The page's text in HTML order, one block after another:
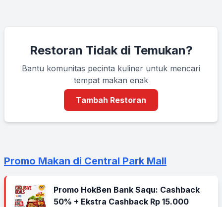
Restoran Tidak di Temukan?
Bantu komunitas pecinta kuliner untuk mencari
tempat makan enak
Tambah Restoran
Promo Makan di Central Park Mall
Promo HokBen Bank Saqu: Cashback
50% + Ekstra Cashback Rp 15.000